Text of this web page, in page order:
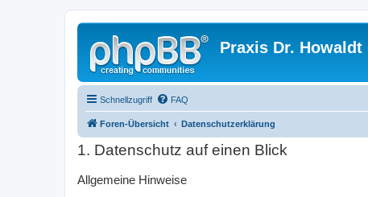
Praxis Dr. Howaldt
Schnellzugriff FAQ
Foren-Übersicht Datenschutzerklärung
1. Datenschutz auf einen Blick
Allgemeine Hinweise